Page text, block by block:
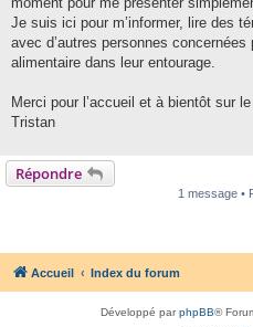
Je suis ici pour m’informer, lire des
avec d’autres personnes
alimentaire dans leur entourage.
Merci pour l’accueil et à bientôt sur
Tristan
Répondre
1 message •
Accueil Index du forum
Développé parphpBB®